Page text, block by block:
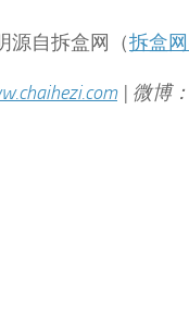
源自拆盒网（拆盒
| 微博：